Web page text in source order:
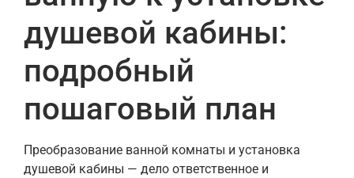
душевой кабины:
подробный
пошаговый план
Преобразование ванной комнаты и установка
душевой кабины — дело ответственное и